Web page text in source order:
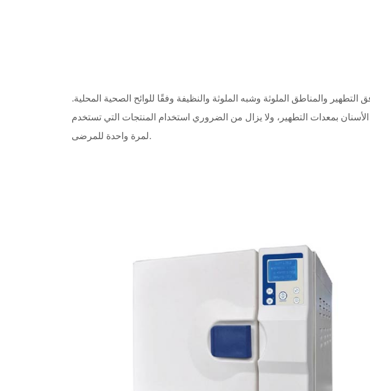
والمناطق الملوثة وشبه الملوثة والنظيفة وفقًا للوائح الصحية المحلية.
بمعدات التطهير، ولا يزال من الضروري استخدام المنتجات التي تستخدم
لمرة واحدة للمرضى.